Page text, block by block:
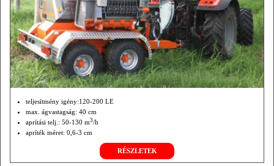
teljesítmény igény:120-200 LE
max. ágvastagság: 40 cm
aprítási telj.: 50-130 m3/h
apríték méret: 0,6-3 cm
RÉSZLETEK